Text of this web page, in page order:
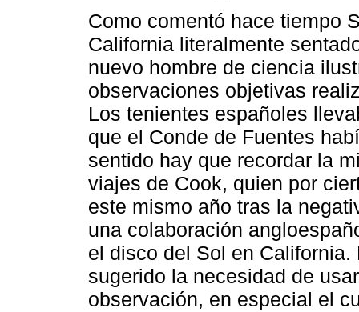
Como comentó hace tiempo
California literalmente
nuevo hombre de ciencia
observaciones objetivas
Los tenientes españoles
que el Conde de Fuentes
sentido hay que recordar la
viajes de Cook, quien por
este mismo año tras la
una colaboración
el disco del Sol en
sugerido la necesidad de
observación, en especial el